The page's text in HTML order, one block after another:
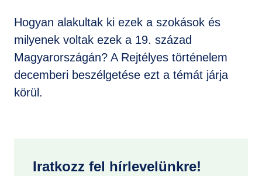
Hogyan alakultak ki ezek a szokások és
milyenek voltak ezek a 19. század
Magyarországán? A Rejtélyes történelem
decemberi beszélgetése ezt a témát járja
körül.
Iratkozz fel hírlevelünkre!